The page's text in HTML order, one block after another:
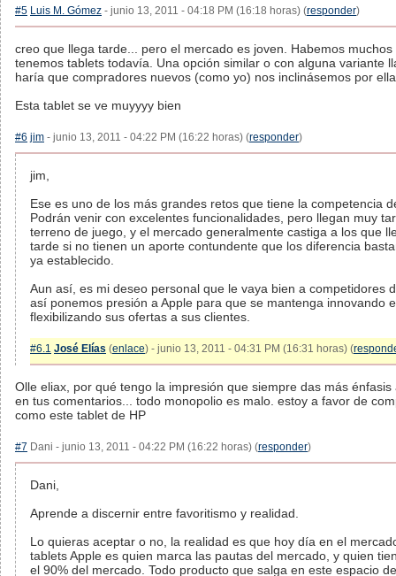
#5 Luis M. Gómez - junio 13, 2011 - 04:18 PM (16:18 horas) (responder)
creo que llega tarde... pero el mercado es joven. Habemos muchos
tenemos tablets todavía. Una opción similar o con alguna variante
haría que compradores nuevos (como yo) nos inclinásemos por
Esta tablet se ve muyyyy bien
#6 jim - junio 13, 2011 - 04:22 PM (16:22 horas) (responder)
jim,
Ese es uno de los más grandes retos que tiene la competencia
Podrán venir con excelentes funcionalidades, pero llegan muy
terreno de juego, y el mercado generalmente castiga a los que
tarde si no tienen un aporte contundente que los diferencia
ya establecido.
Aun así, es mi deseo personal que le vaya bien a competidores
así ponemos presión a Apple para que se mantenga innovando
flexibilizando sus ofertas a sus clientes.
#6.1 José Elías (enlace) - junio 13, 2011 - 04:31 PM (16:31 horas) (
Olle eliax, por qué tengo la impresión que siempre das más énfasis
en tus comentarios... todo monopolio es malo. estoy a favor de
como este tablet de HP
#7 Dani - junio 13, 2011 - 04:22 PM (16:22 horas) (responder)
Dani,
Aprende a discernir entre favoritismo y realidad.
Lo quieras aceptar o no, la realidad es que hoy día en el
tablets Apple es quien marca las pautas del mercado, y quien
el 90% del mercado. Todo producto que salga en este espacio